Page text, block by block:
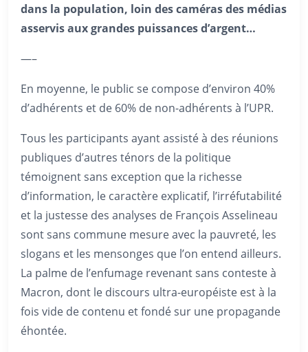
dans la population, loin des caméras des médias
asservis aux grandes puissances d’argent…
—–
En moyenne, le public se compose d’environ 40%
d’adhérents et de 60% de non-adhérents à l’UPR.
Tous les participants ayant assisté à des réunions
publiques d’autres ténors de la politique
témoignent sans exception que la richesse
d’information, le caractère explicatif, l’irréfutabilité
et la justesse des analyses de François Asselineau
sont sans commune mesure avec la pauvreté, les
slogans et les mensonges que l’on entend ailleurs.
La palme de l’enfumage revenant sans conteste à
Macron, dont le discours ultra-européiste est à la
fois vide de contenu et fondé sur une propagande
éhontée.